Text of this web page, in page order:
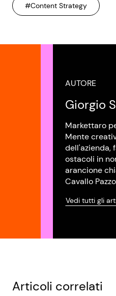
#Content Strategy
AUTORE
Giorgio
Markettaro
Mente
dell'azienda,
ostacoli in
arancione
Cavallo
Vedi tutti gli
Articoli correlati